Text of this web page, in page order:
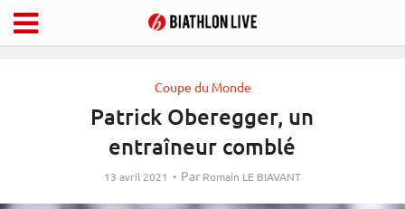
Coupe du Monde
Patrick Oberegger, un
entraîneur comblé
13 avril 2021 Par Romain LE BIAVANT